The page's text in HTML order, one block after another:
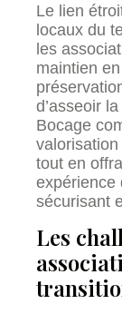
Le lien
locaux du
les
maintien
d’asseoir
Bocage
tout en
expérience
sécurisant
Les